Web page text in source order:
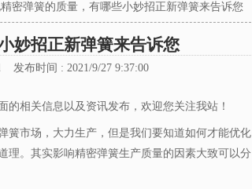
密弹簧的质量，有哪些小妙招正新弹簧来告诉您
妙招正新弹簧来告诉您
发布时间 : 2021/9/27 9:37:00
的相关信息以及资讯发布，欢迎您关注我站！
簧市场，大力生产，但是我们要知道如何才能优化
理。其实影响精密弹簧生产质量的因素大致可以分